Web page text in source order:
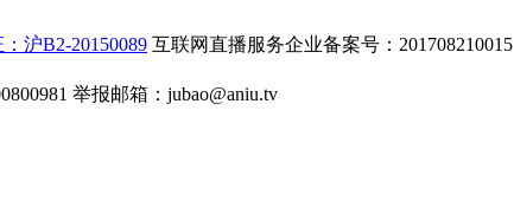
沪B2-20150089 互联网直播服务企业备案号：201708210015
举报邮箱： jubao@aniu.tv